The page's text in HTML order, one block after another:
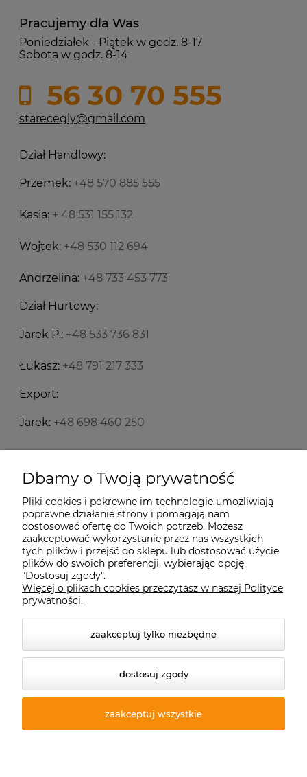
Pracujemy dla Was
Poniedziałek - Piątek w godz. 8-17
Sobota w godz. 8-14
56 30 70 555
starecegly@gmail.com
Dział Handlowy:
Przemek: +48 570 885 555
Kasia: + 48 531 155 132
Wojtek: +48 530 112 694
Andrzelina: +48 733 453 773
Dział Hurtowy:
Jarek P.: +48 533 736 831
Łukasz: +48 791 217 333
Export:
Jarek: +48 698 460 250
Starecegly.com
Płatności i dostawa
Moje konto
Informacje
© 2026 starecegly.com. Wszelkie prawa zastrzeżone.
Dbamy o Twoją prywatność
Pliki cookies i pokrewne im technologie umożliwiają
poprawne działanie strony i pomagają nam
dostosować ofertę do Twoich potrzeb. Możesz
zaakceptować wykorzystanie przez nas wszystkich
tych plików i przejść do sklepu lub dostosować użycie
plików do swoich preferencji, wybierając opcję
"Dostosuj zgody".
Więcej o plikach cookies przeczytasz w naszej Polityce
prywatności.
zaakceptuj tylko niezbędne
dostosuj zgody
zaakceptuj wszystkie